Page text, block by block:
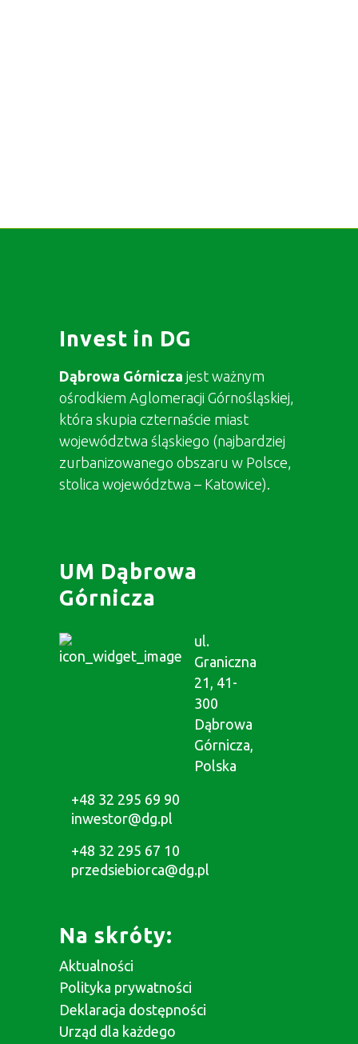
Invest in DG
Dąbrowa Górnicza jest ważnym
ośrodkiem Aglomeracji Górnośląskiej,
która skupia czternaście miast
województwa śląskiego (najbardziej
zurbanizowanego obszaru w Polsce,
stolica województwa – Katowice).
UM Dąbrowa
Górnicza
ul.
Graniczna
21, 41-
300
Dąbrowa
Górnicza,
Polska
+48 32 295 69 90
inwestor@dg.pl
+48 32 295 67 10
przedsiebiorca@dg.pl
Na skróty:
Aktualności
Polityka prywatności
Deklaracja dostępności
Urząd dla każdego